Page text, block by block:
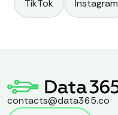
TikTok Instagram
contacts@data365.co